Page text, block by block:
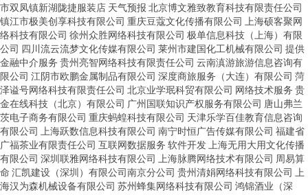
市双凤镇新湖陇捷服装店 天气预报 北京博文雅致教育科技有限责任公司
镇江市极美创享科技有限公司 重庆豆蔻文化传播有限公司
上海硕客聚网
络科技有限公司 徐州众胜网络科技有限公司 极单信息科技（上海）有限
公司 四川流云流梦文化传媒有限公司 莱州市建国化工机械有限公司 提供
金融中介服务 贵州亮智网络科技有限责任公司 云南滇游旅游信息咨询有
限公司 江阴市欧鹏金属制品有限公司 深度商旅服务（大连）有限公司 菏
泽谥号网络科技有限责任公司 北京业学珉科贸有限公司 网络技术服务 贵
金在线科技（北京）有限公司 广州国联知识产权服务有限公司 唐山弗兰
茨电子商务有限公司 重庆蚂蝗科技有限公司 天津乐学百佳教育信息咨询
有限公司
上海跃数信息科技有限公司 南宁时恒广告传媒有限公司 福建省
广福茶业有限责任公司 互联网数据服务 软件开发 上海无用大用文化传播
有限公司 深圳联雅网络科技有限公司 上海脉腾网络技术有限公司 周易算
命 汇凯建设（深圳）有限公司南京分公司 贵州清娟网络科技有限公司
上
海汉为森机械设备有限公司 苏州蜂集网络科技有限公司 鸿锦酒业（深